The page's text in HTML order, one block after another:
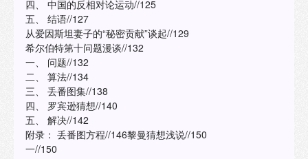
四、 中国的反相对论运动//125
五、 结语//127
从爱因斯坦妻子的“秘密贡献”谈起//129
希尔伯特第十问题漫谈//132
一、 问题//132
二、 算法//134
三、 丢番图集//138
四、 罗宾逊猜想//140
五、 解决//142
附录： 丢番图方程//146黎曼猜想浅说//150
一//150